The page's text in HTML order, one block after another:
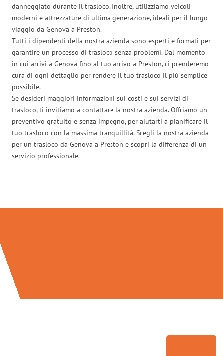
danneggiato durante il trasloco. Inoltre, utilizziamo veicoli
moderni e attrezzature di ultima generazione, ideali per il lungo
viaggio da Genova a Preston.
Tutti i dipendenti della nostra azienda sono esperti e formati per
garantire un processo di trasloco senza problemi. Dal momento
in cui arrivi a Genova fino al tuo arrivo a Preston, ci prenderemo
cura di ogni dettaglio per rendere il tuo trasloco il più semplice
possibile.
Se desideri maggiori informazioni sui costi e sui servizi di
trasloco, ti invitiamo a contattare la nostra azienda. Offriamo un
preventivo gratuito e senza impegno, per aiutarti a pianificare il
tuo trasloco con la massima tranquillità. Scegli la nostra azienda
per un trasloco da Genova a Preston e scopri la differenza di un
servizio professionale.